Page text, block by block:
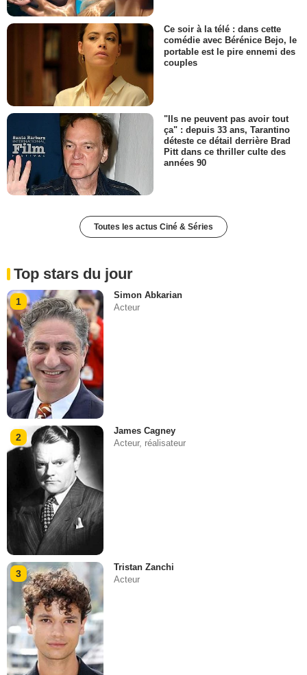
Ce soir à la télé : dans cette
comédie avec Bérénice Bejo, le
portable est le pire ennemi des
couples
"Ils ne peuvent pas avoir tout
ça" : depuis 33 ans, Tarantino
déteste ce détail derrière Brad
Pitt dans ce thriller culte des
années 90
Toutes les actus Ciné & Séries
Top stars du jour
1
Simon Abkarian
Acteur
2
James Cagney
Acteur, réalisateur
3
Tristan Zanchi
Acteur